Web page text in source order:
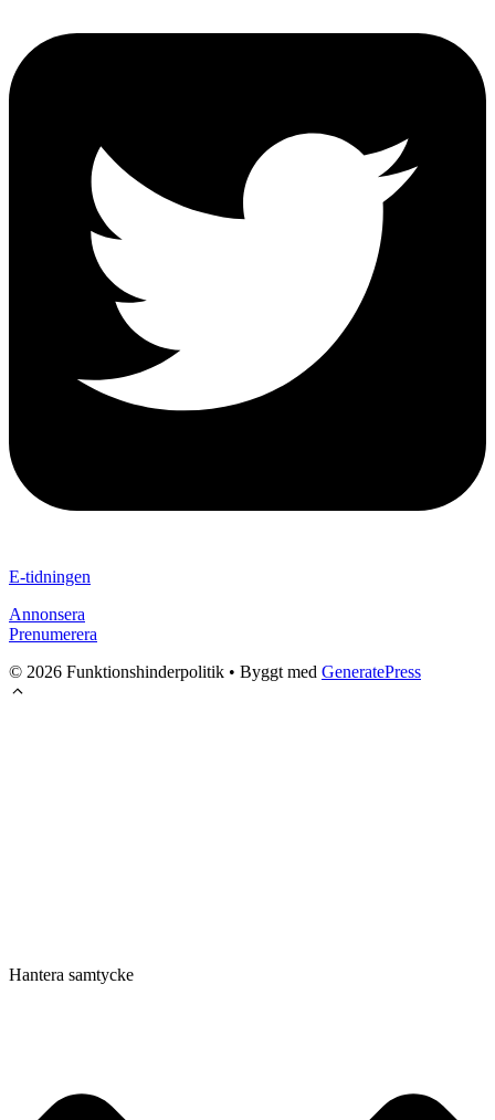
E-tidningen
Annonsera
Prenumerera
© 2026 Funktionshinderpolitik • Byggt med GeneratePress
Hantera samtycke